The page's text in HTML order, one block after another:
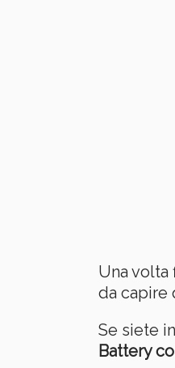
Una
da capire
Se siete
Battery